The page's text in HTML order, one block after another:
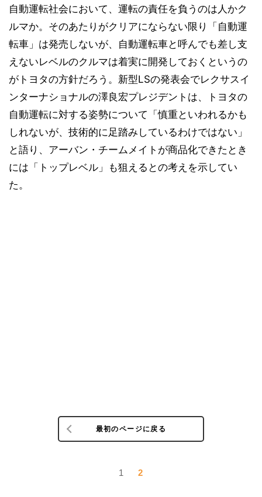
自動運転社会において、運転の責任を負うのは人かク
ルマか。そのあたりがクリアにならない限り「自動運
転車」は発売しないが、自動運転車と呼んでも差し支
えないレベルのクルマは着実に開発しておくというの
がトヨタの方針だろう。新型LSの発表会でレクサスイ
ンターナショナルの澤良宏プレジデントは、トヨタの
自動運転に対する姿勢について「慎重といわれるかも
しれないが、技術的に足踏みしているわけではない」
と語り、アーバン・チームメイトが商品化できたとき
には「トップレベル」も狙えるとの考えを示してい
た。
最初のページに戻る
1 2